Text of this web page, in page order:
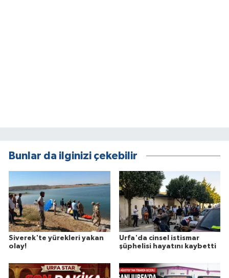
Bunlar da ilginizi çekebilir
Siverek'te yürekleri yakan
olay!
Urfa'da cinsel istismar
şüphelisi hayatını kaybetti